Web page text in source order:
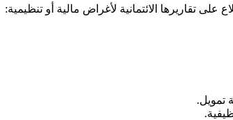
تقاريرها الائتمانية لأغراض مالية أو تنظيمية:
تمويل.